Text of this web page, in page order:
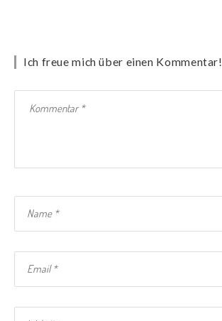
Ich freue mich über einen Kommentar!